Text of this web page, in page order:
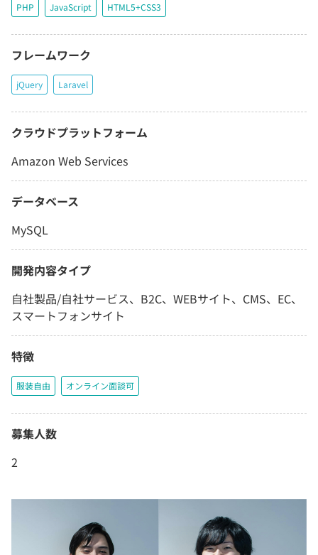
PHP JavaScript HTML5+CSS3
フレームワーク
jQuery Laravel
クラウドプラットフォーム
Amazon Web Services
データベース
MySQL
開発内容タイプ
自社製品/自社サービス、B2C、WEBサイト、CMS、EC、
スマートフォンサイト
特徴
服装自由 オンライン面談可
募集人数
2